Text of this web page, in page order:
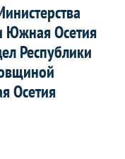
Южная Осетия
Республики
Осетия